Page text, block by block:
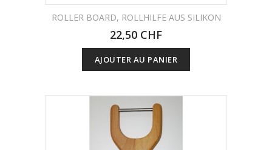
ROLLER BOARD, ROLLHILFE AUS SILIKON
22,50 CHF
AJOUTER AU PANIER